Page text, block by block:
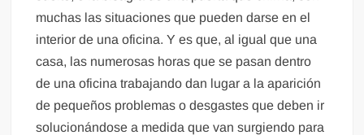
muchas las situaciones que pueden darse en el
interior de una oficina. Y es que, al igual que una
casa, las numerosas horas que se pasan dentro
de una oficina trabajando dan lugar a la aparición
de pequeños problemas o desgastes que deben ir
solucionándose a medida que van surgiendo para